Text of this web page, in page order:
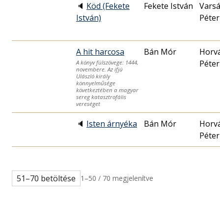
🔈 Köd (Fekete
István)
Fekete István
Péter
A hit harcosa
A könyv fülszövege: 1444,
novembere. Az ifjú
Ulászló király
könnyelműsége
következtében a magyar
sereg katasztrofális
vereséget
Bán Mór
Péter
🔈 Isten árnyéka Bán Mór
Péter
51–70 betöltése 1–50 / 70 megjelenítve